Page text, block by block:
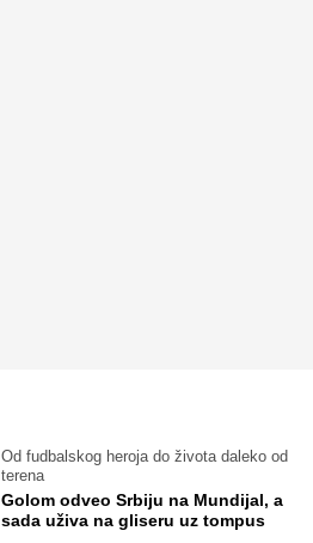
Od fudbalskog heroja do života daleko od
terena
Golom odveo Srbiju na Mundijal, a
sada uživa na gliseru uz tompus